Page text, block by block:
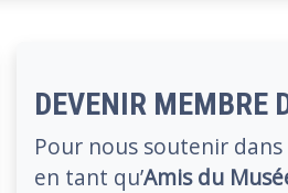
DEVENIR MEMBRE
Pour nous soutenir
en tant qu’Amis du